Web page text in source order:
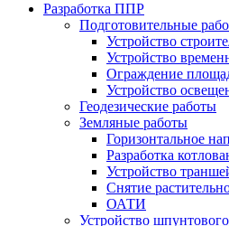
Разработка ППР
Подготовительные
Устройство
Устройство
Ограждение
Устройство
Геодезические работы
Земляные работы
Горизонтальное
Разработка
Устройство
Снятие
ОАТИ
Устройство